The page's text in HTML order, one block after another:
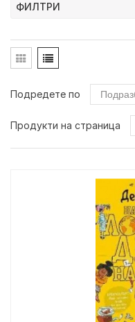
ФИЛТРИ
Подредете по
Продукти на страница